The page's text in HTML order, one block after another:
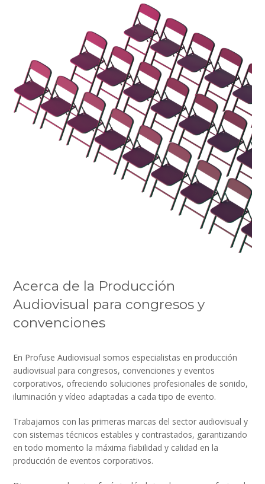
Acerca de la Producción
Audiovisual para congresos y
convenciones
En Profuse Audiovisual somos especialistas en producción
audiovisual para congresos, convenciones y eventos
corporativos, ofreciendo soluciones profesionales de sonido,
iluminación y vídeo adaptadas a cada tipo de evento.
Trabajamos con las primeras marcas del sector audiovisual y
con sistemas técnicos estables y contrastados, garantizando
en todo momento la máxima fiabilidad y calidad en la
producción de eventos corporativos.